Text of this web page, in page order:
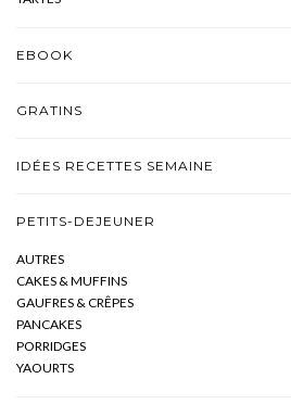
EBOOK
GRATINS
IDÉES RECETTES SEMAINE
PETITS-DEJEUNER
AUTRES
CAKES & MUFFINS
GAUFRES & CRÊPES
PANCAKES
PORRIDGES
YAOURTS